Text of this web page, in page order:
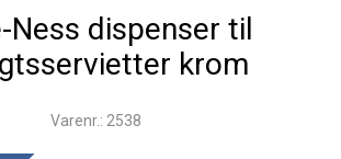
Ness dispenser til
krom
Varenr.: 2538